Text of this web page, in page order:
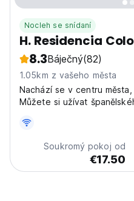
Nocleh se snídaní
H. Residencia
8.3Báječný(82)
1.05km z vašeho města
Nachází se v centru
Můžete si užívat
Soukromý pokoj od
€17.50